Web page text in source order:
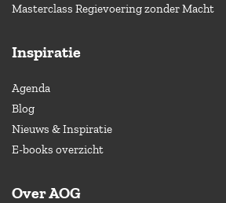
Masterclass Regievoering zonder Macht
Inspiratie
Agenda
Blog
Nieuws & Inspiratie
E-books overzicht
Over AOG